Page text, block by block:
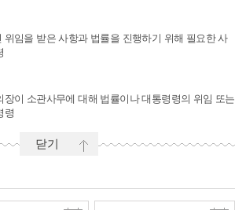
임을 받은 사항과 법률을 진행하기 위해 필요한 사
장이 소관사무에 대해 법률이나 대통령령의 위임 또는
령
닫기